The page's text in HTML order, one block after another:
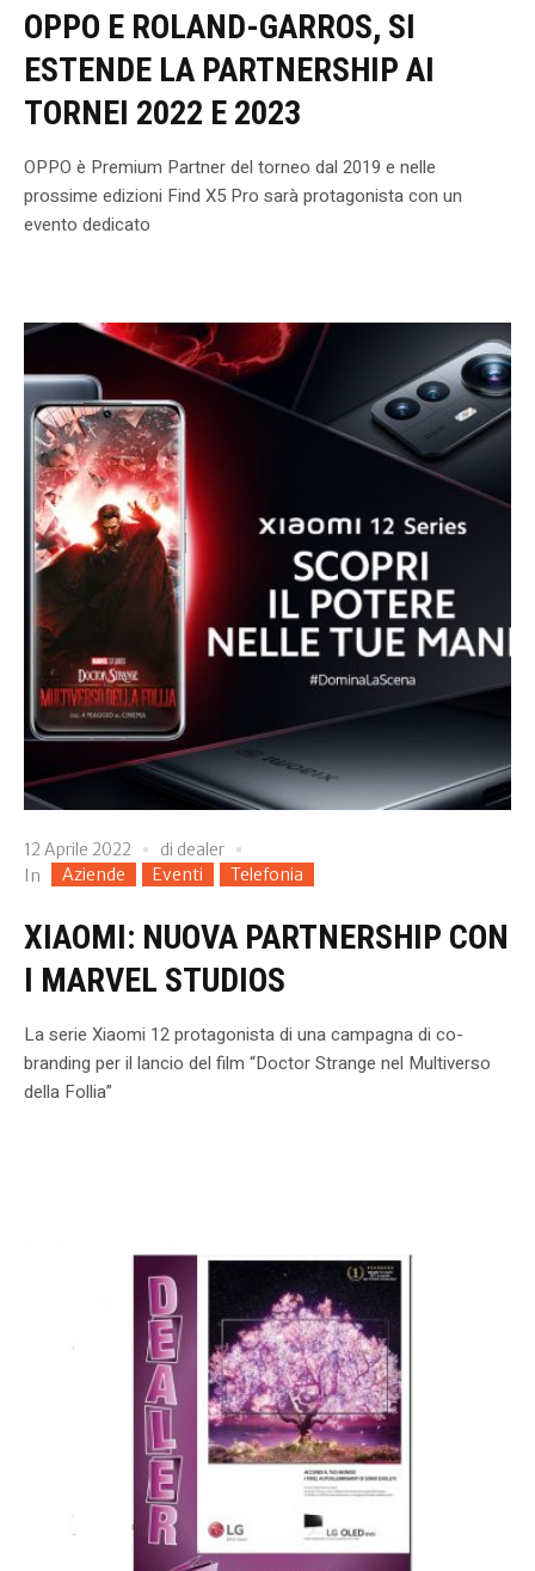
OPPO E ROLAND-GARROS, SI
ESTENDE LA PARTNERSHIP AI
TORNEI 2022 E 2023
OPPO è Premium Partner del torneo dal 2019 e nelle
prossime edizioni Find X5 Pro sarà protagonista con un
evento dedicato
12 Aprile 2022 di dealer
In
Aziende Eventi Telefonia
XIAOMI: NUOVA PARTNERSHIP CON
I MARVEL STUDIOS
La serie Xiaomi 12 protagonista di una campagna di co-
branding per il lancio del film “Doctor Strange nel Multiverso
della Follia”